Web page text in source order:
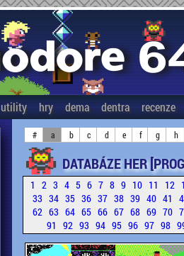
utility hry dema dentra recenze
# a b c d e f g h
DATABÁZE HER
1 2 3 4 5 6 7 8 9 10 11 12
33 34 35 36 37 38 39 40 41
62 63 64 65 66 67 68 69 70
91 92 93 94 95 96 97 98